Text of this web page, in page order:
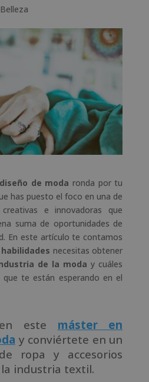
de moda ronda por tu
has puesto el foco en una de
e innovadoras que
suma de oportunidades de
En este artículo te contamos
necesitas obtener
de la moda y cuáles
te están esperando en el
este máster en
y conviértete en un
ropa y accesorios
industria textil.